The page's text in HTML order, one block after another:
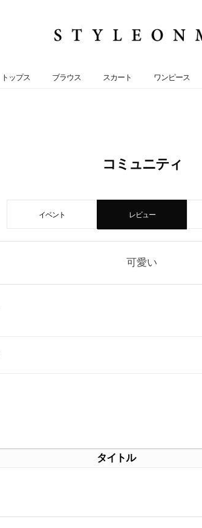
トップス ブラウス スカート ワンピース
コミュニティ
イベント レビュー
可愛い
タイトル